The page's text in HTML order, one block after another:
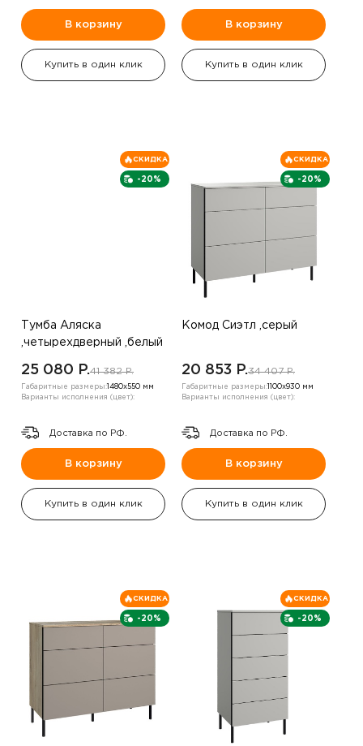
В корзину
Купить в один клик
В корзину
Купить в один клик
-20%
СКИДКА
Тумба Аляска
,четырехдверный ,белый
25 080 P.41 382 P.
Габаритные размеры: 1480х550 мм
Варианты исполнения (цвет):
Доставка по РФ.
В корзину
Купить в один клик
-20%
СКИДКА
Комод Сиэтл ,серый
20 853 P.34 407 P.
Габаритные размеры: 1100х930 мм
Варианты исполнения (цвет):
Доставка по РФ.
В корзину
Купить в один клик
-20%
СКИДКА
-20%
СКИДКА